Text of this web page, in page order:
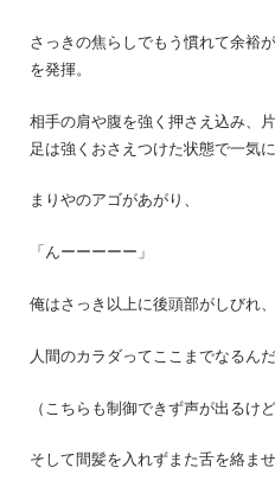
さっきの焦らしでもう慣れて余裕
を発揮。
相手の肩や腹を強く押さえ込み、
足は強くおさえつけた状態で一気に
まりやのアゴがあがり、
「んーーーーー」
俺はさっき以上に後頭部がしびれ
人間のカラダってここまでなるんだ
（こちらも制御できず声が出るけ
そして間髪を入れずまた舌を絡ませ